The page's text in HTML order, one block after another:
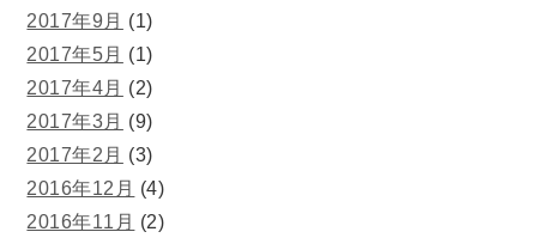
2017年9月 (1)
2017年5月 (1)
2017年4月 (2)
2017年3月 (9)
2017年2月 (3)
2016年12月 (4)
2016年11月 (2)